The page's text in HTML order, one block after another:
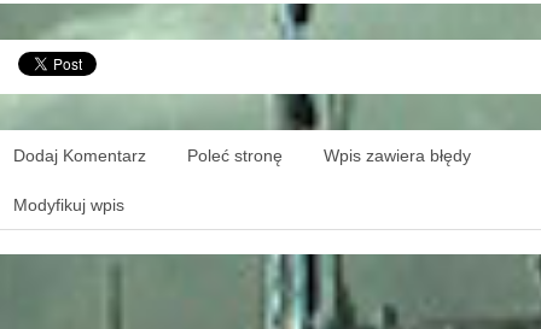
Dodaj Komentarz Poleć stronę Wpis zawiera błędy
Modyfikuj wpis